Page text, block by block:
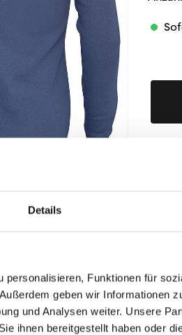
Details
Funktionen für
geben wir Informationen
und Analysen weiter. Unsere
ihnen bereitgestellt haben oder